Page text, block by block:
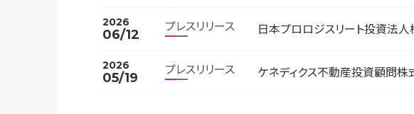
2026
06/12
プレスリリース 日本プロロジスリート投資法人
2026
05/19
プレスリリース ケネディクス不動産投資顧問株